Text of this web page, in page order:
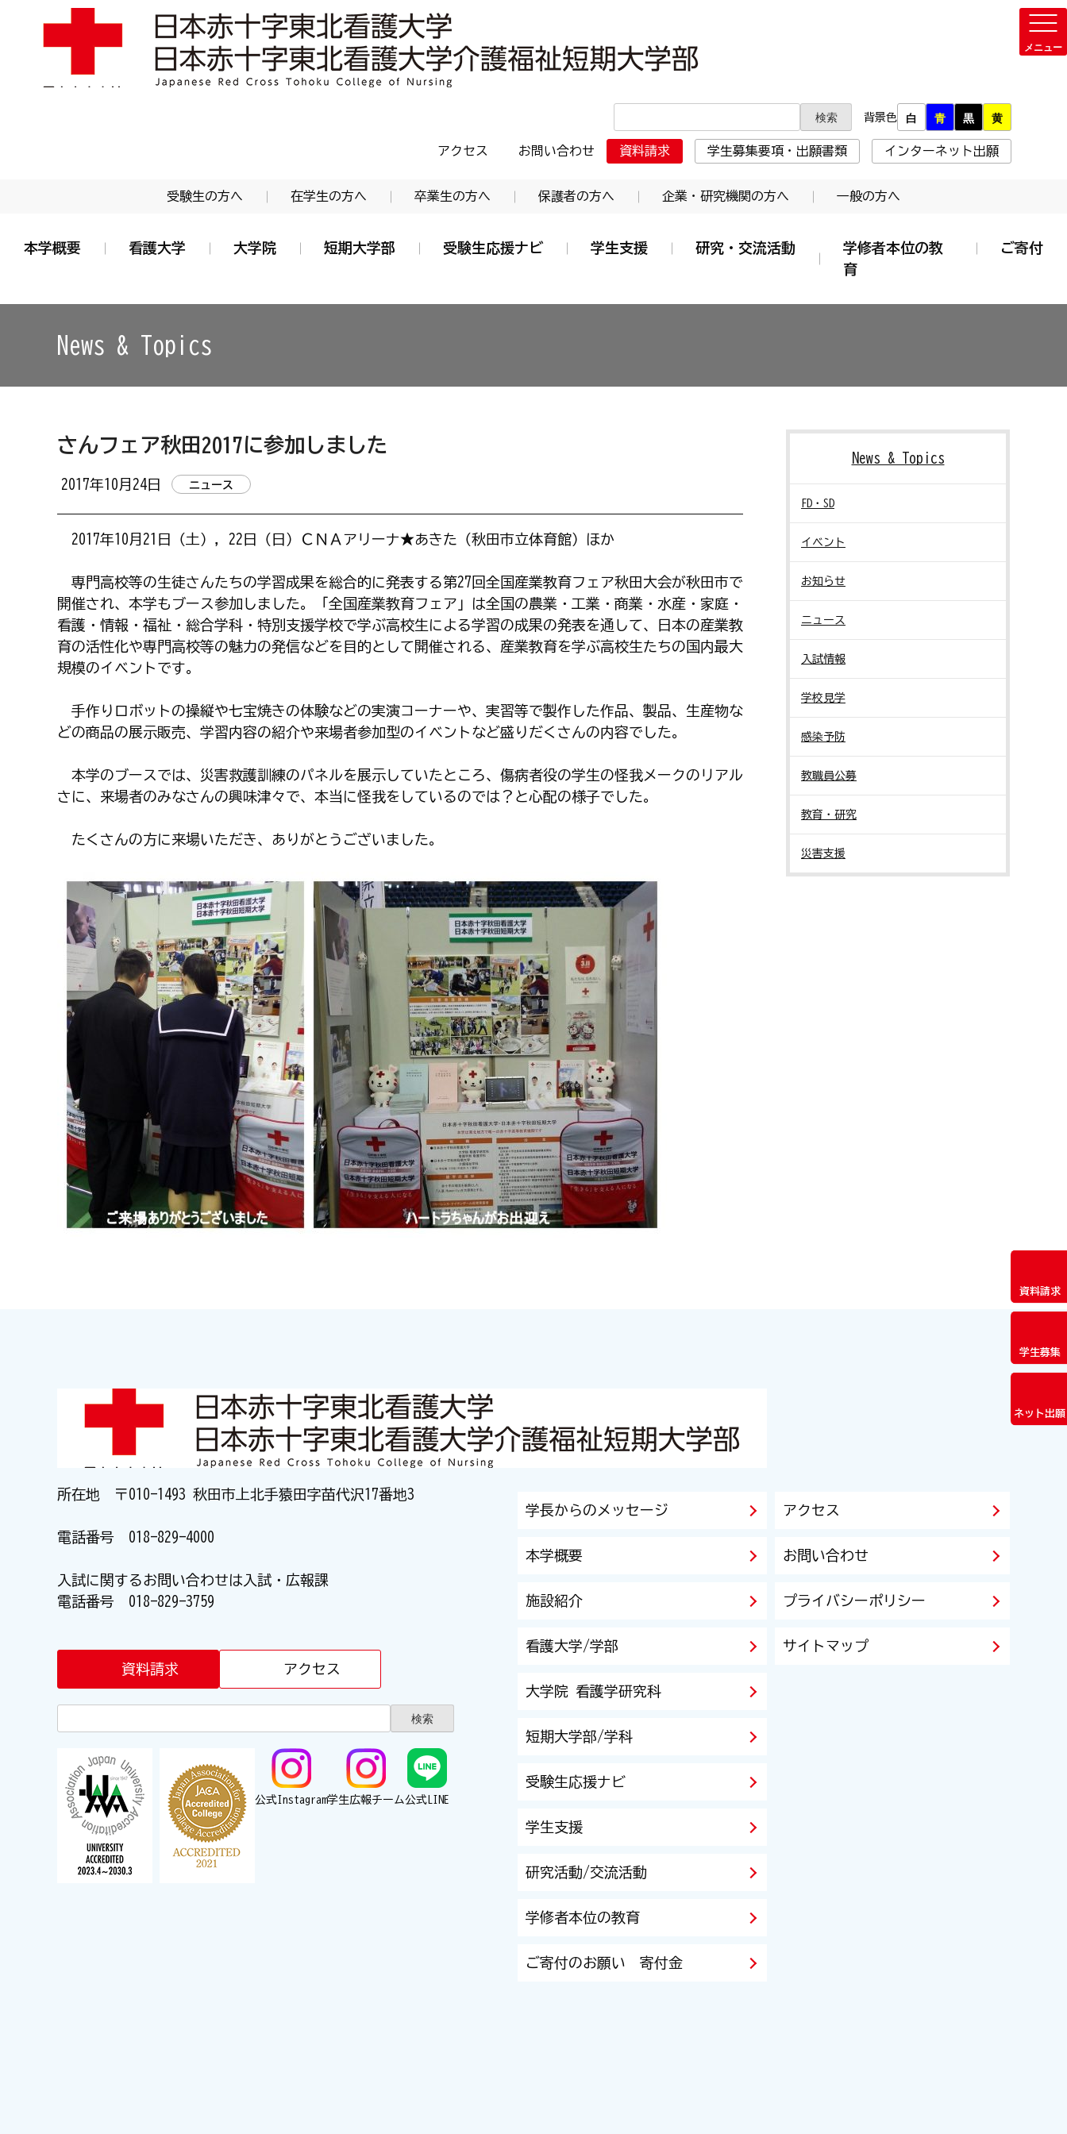
学校法人 日本赤十字学園 日本赤十字東北看護大学・日本赤十字東北看護大学介護福祉短期大学部
背景色 白 青 黒 黄
アクセス お問い合わせ 資料請求 学生募集要項・出願書類 インターネット出願
受験生の方へ 在学生の方へ 卒業生の方へ 保護者の方へ 企業・研究機関の方へ 一般の方へ
本学概要 看護大学 大学院 短期大学部 受験生応援ナビ 学生支援 研究・交流活動
学修者本位の教
育
ご寄付
資料請求
学生募集
ネット出願
News & Topics
さんフェア秋田2017に参加しました
2017年10月24日 ニュース
2017年10月21日（土），22日（日）ＣＮＡアリーナ★あきた（秋田市立体育館）ほか
専門高校等の生徒さんたちの学習成果を総合的に発表する第27回全国産業教育フェア秋田大会が秋田市で
開催され、本学もブース参加しました。「全国産業教育フェア」は全国の農業・工業・商業・水産・家庭・
看護・情報・福祉・総合学科・特別支援学校で学ぶ高校生による学習の成果の発表を通して、日本の産業教
育の活性化や専門高校等の魅力の発信などを目的として開催される、産業教育を学ぶ高校生たちの国内最大
規模のイベントです。
手作りロボットの操縦や七宝焼きの体験などの実演コーナーや、実習等で製作した作品、製品、生産物な
どの商品の展示販売、学習内容の紹介や来場者参加型のイベントなど盛りだくさんの内容でした。
本学のブースでは、災害救護訓練のパネルを展示していたところ、傷病者役の学生の怪我メークのリアル
さに、来場者のみなさんの興味津々で、本当に怪我をしているのでは？と心配の様子でした。
たくさんの方に来場いただき、ありがとうございました。
News & Topics
FD・SD
イベント
お知らせ
ニュース
入試情報
学校見学
感染予防
教職員公募
教育・研究
災害支援
所在地 〒010-1493 秋田市上北手猿田字苗代沢17番地3
電話番号 018-829-4000
入試に関するお問い合わせは入試・広報課
電話番号 018-829-3759
資料請求 アクセス
公式Instagram学生広報チーム公式LINE
学長からのメッセージ
本学概要
施設紹介
看護大学/学部
大学院 看護学研究科
短期大学部/学科
受験生応援ナビ
学生支援
研究活動/交流活動
学修者本位の教育
ご寄付のお願い 寄付金
アクセス
お問い合わせ
プライバシーポリシー
サイトマップ